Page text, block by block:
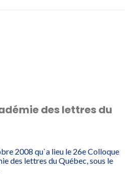
des lettres du
2008 qu`a lieu le 26e Colloque
des lettres du Québec, sous le